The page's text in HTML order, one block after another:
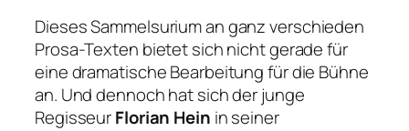
Dieses Sammelsurium an ganz verschieden
Prosa-Texten bietet sich nicht gerade für
eine dramatische Bearbeitung für die Bühne
an. Und dennoch hat sich der junge
RegisseurFlorian Hein in seiner